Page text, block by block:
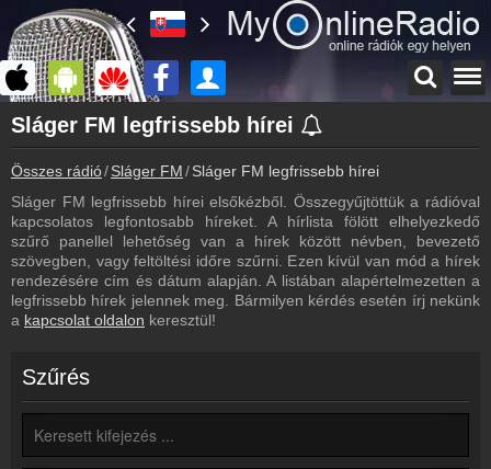
Főoldal
myonlineradio.hu
Sláger FM
Vissza a Sláger FM oldalára
Bejelentkezés
Hozz létre saját fiókot!
Most szól
Tudd meg mi szólt eddig
Frekvenciák
Műsorújság
Sláger FM legfrissebb hírei
Összes rádió Sláger FM
Sláger FM legfrissebb hírei
Sláger FM legfrissebb hírei elsőkézből. Összegyűjtöttük a rádióval
kapcsolatos legfontosabb híreket. A hírlista fölött elhelyezkedő
szűrő panellel lehetőség van a hírek között névben, bevezető
szövegben, vagy feltöltési időre szűrni. Ezen kívül van mód a hírek
rendezésére cím és dátum alapján. A listában alapértelmezetten a
legfrissebb hírek jelennek meg. Bármilyen kérdés esetén írj nekünk
a kapcsolat oldalon keresztül!
Szűrés